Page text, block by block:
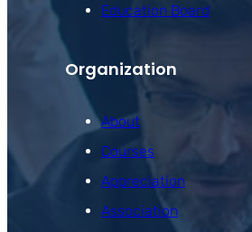
Education Board
Organization
About
Courses
Appreciation
Association